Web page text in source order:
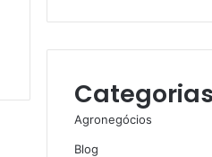
Categorias
Agronegócios
Blog